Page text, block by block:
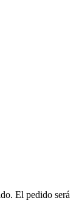
El pedido será